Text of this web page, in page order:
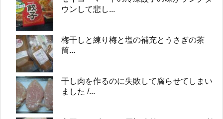
ウンして悲し...
梅干しと練り梅と塩の補充とうさぎの茶
筒...
干し肉を作るのに失敗して腐らせてしまい
ました /...